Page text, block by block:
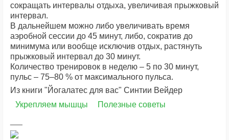
сокращать интервалы отдыха, увеличивая прыжковый
интервал.
В дальнейшем можно либо увеличивать время
аэробной сессии до 45 минут, либо, сократив до
минимума или вообще исключив отдых, растянуть
прыжковый интервал до 30 минут.
Количество тренировок в неделю – 5 по 30 минут,
пульс – 75–80 % от максимального пульса.
Из книги "Йогалатес для вас" Синтии Вейдер
Укрепляем мышцы
Полезные советы